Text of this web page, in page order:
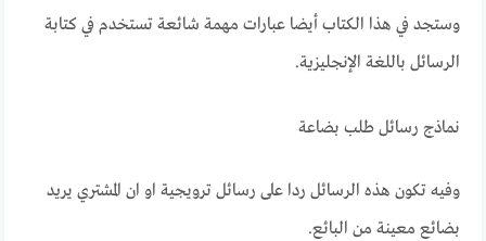
وستجد في هذا الكتاب أيضا عبارات مهمة شائعة تستخدم في كتابة
الرسائل باللغة الإنجليزية.
نماذج رسائل طلب بضاعة
وفيه تكون هذه الرسائل ردا على رسائل ترويجية او ان المشتري يريد
بضائع معينة من البائع.